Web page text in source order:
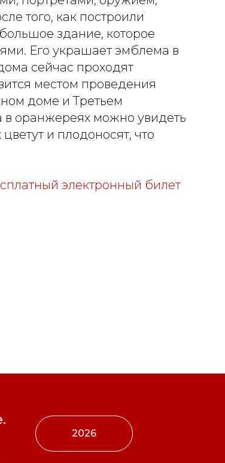
того, как построили
здание, которое
Его украшает эмблема в
сейчас проходят
местом проведения
доме и Третьем
в оранжереях можно увидеть
и плодоносят, что
электронный билет
2026